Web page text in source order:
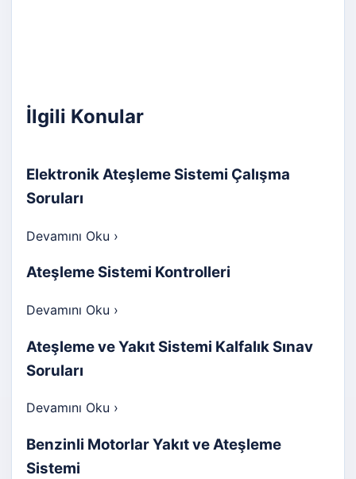
İlgili Konular
Elektronik Ateşleme Sistemi Çalışma
Soruları
Devamını Oku ›
Ateşleme Sistemi Kontrolleri
Devamını Oku ›
Ateşleme ve Yakıt Sistemi Kalfalık Sınav
Soruları
Devamını Oku ›
Benzinli Motorlar Yakıt ve Ateşleme
Sistemi